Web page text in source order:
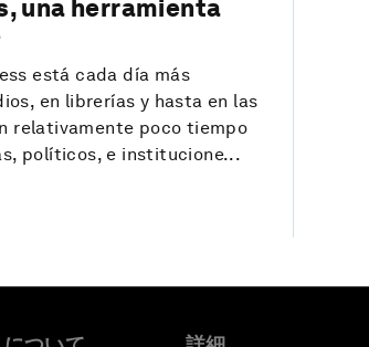
una herramienta
está cada día más
en librerías y hasta en las
relativamente poco tiempo
políticos, e institucione...